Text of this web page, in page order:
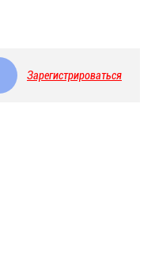
Зарегистрироваться